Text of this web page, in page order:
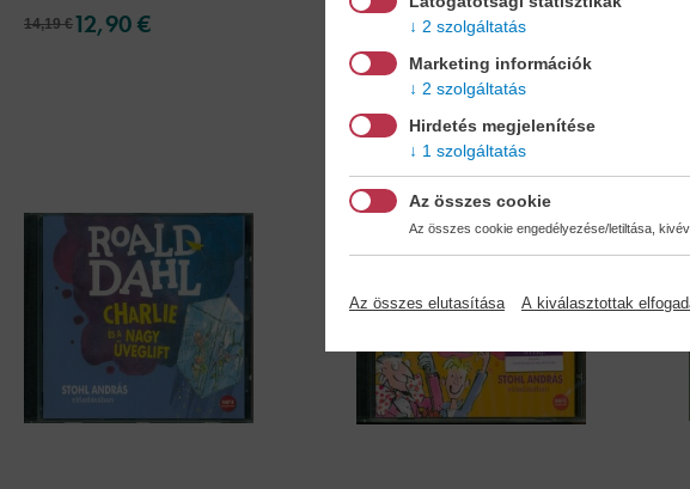
14,19 €12,90 € 11,90 €
2 szolgáltatás
Marketing információk
2 szolgáltatás
Hirdetés megjelenítése
1 szolgáltatás
Az összes cookie
Az összes cookie engedélyezése/letiltása,
Az összes elutasítása A kiválasztottak